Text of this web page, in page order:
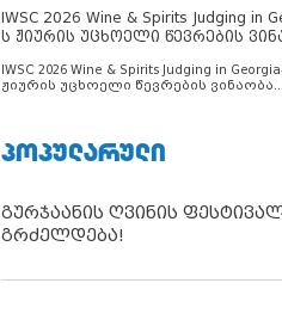
IWSC 2026 Wine & Spirits Judging in
ს ჟიურის უცხოელი წევრების
IWSC 2026 Wine & Spirits Judging in
ჟიურის უცხოელი წევრების ვინაობა
ᲞᲝᲞᲣᲚᲐᲠᲣᲚᲘ
გურჯაანის ღვინის
გრძელდება!